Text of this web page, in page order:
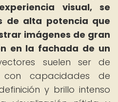
visual, se
de alta potencia que
imágenes de gran
en la fachada de un
suelen ser de
con capacidades de
y brillo intenso